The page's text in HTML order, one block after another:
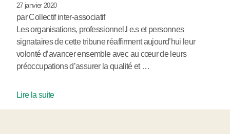
27 janvier 2020
par Collectif inter-associatif
Les organisations, professionnel.l e.s et personnes
signataires de cette tribune réaffirment aujourd’hui leur
volonté d’avancer ensemble avec au cœur de leurs
préoccupations d’assurer la qualité et …
Lire la suite